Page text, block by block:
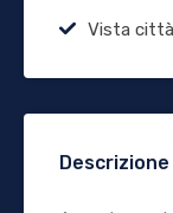
Vista città
Descrizione